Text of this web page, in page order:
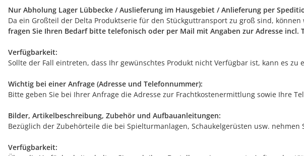
Nur Abholung Lager Lübbecke / Auslieferung im Hausgebiet / Anlieferung per
Da ein Großteil der Delta Produktserie für den Stückguttransport zu groß sind,
fragen Sie Ihren Bedarf bitte telefonisch oder per Mail mit Angaben zur Adresse incl.
Verfügbarkeit:
Sollte der Fall eintreten, dass Ihr gewünschtes Produkt nicht Verfügbar ist, kann es
Wichtig bei einer Anfrage (Adresse und Telefonnummer):
Bitte geben Sie bei Ihrer Anfrage die Adresse zur Frachtkostenermittlung sowie Ihre
Bilder, Artikelbeschreibung, Zubehör und Aufbauanleitungen:
Bezüglich der Zubehörteile die bei Spielturmanlagen, Schaukelgerüsten usw.
Verfügbarkeit: